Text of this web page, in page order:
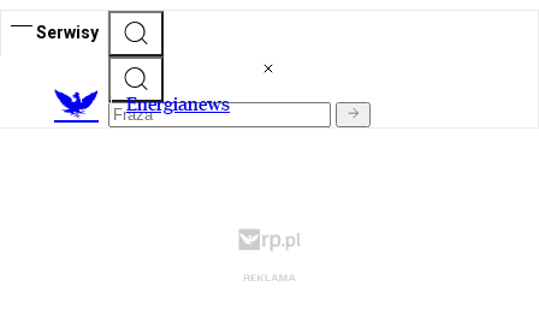
Serwisy
Energianews